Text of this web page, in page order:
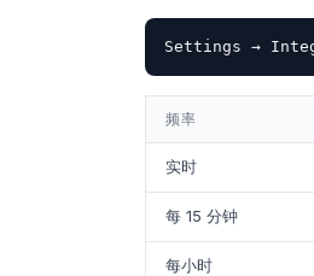
频率
实时
每 15 分钟
每小时